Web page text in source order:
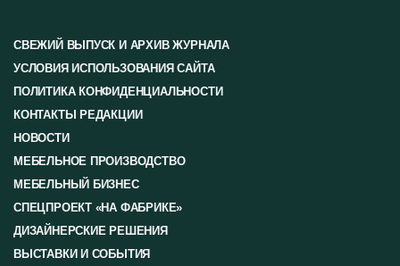
СВЕЖИЙ ВЫПУСК И АРХИВ ЖУРНАЛА
УСЛОВИЯ ИСПОЛЬЗОВАНИЯ САЙТА
ПОЛИТИКА КОНФИДЕНЦИАЛЬНОСТИ
КОНТАКТЫ РЕДАКЦИИ
НОВОСТИ
МЕБЕЛЬНОЕ ПРОИЗВОДСТВО
МЕБЕЛЬНЫЙ БИЗНЕС
СПЕЦПРОЕКТ «НА ФАБРИКЕ»
ДИЗАЙНЕРСКИЕ РЕШЕНИЯ
ВЫСТАВКИ И СОБЫТИЯ